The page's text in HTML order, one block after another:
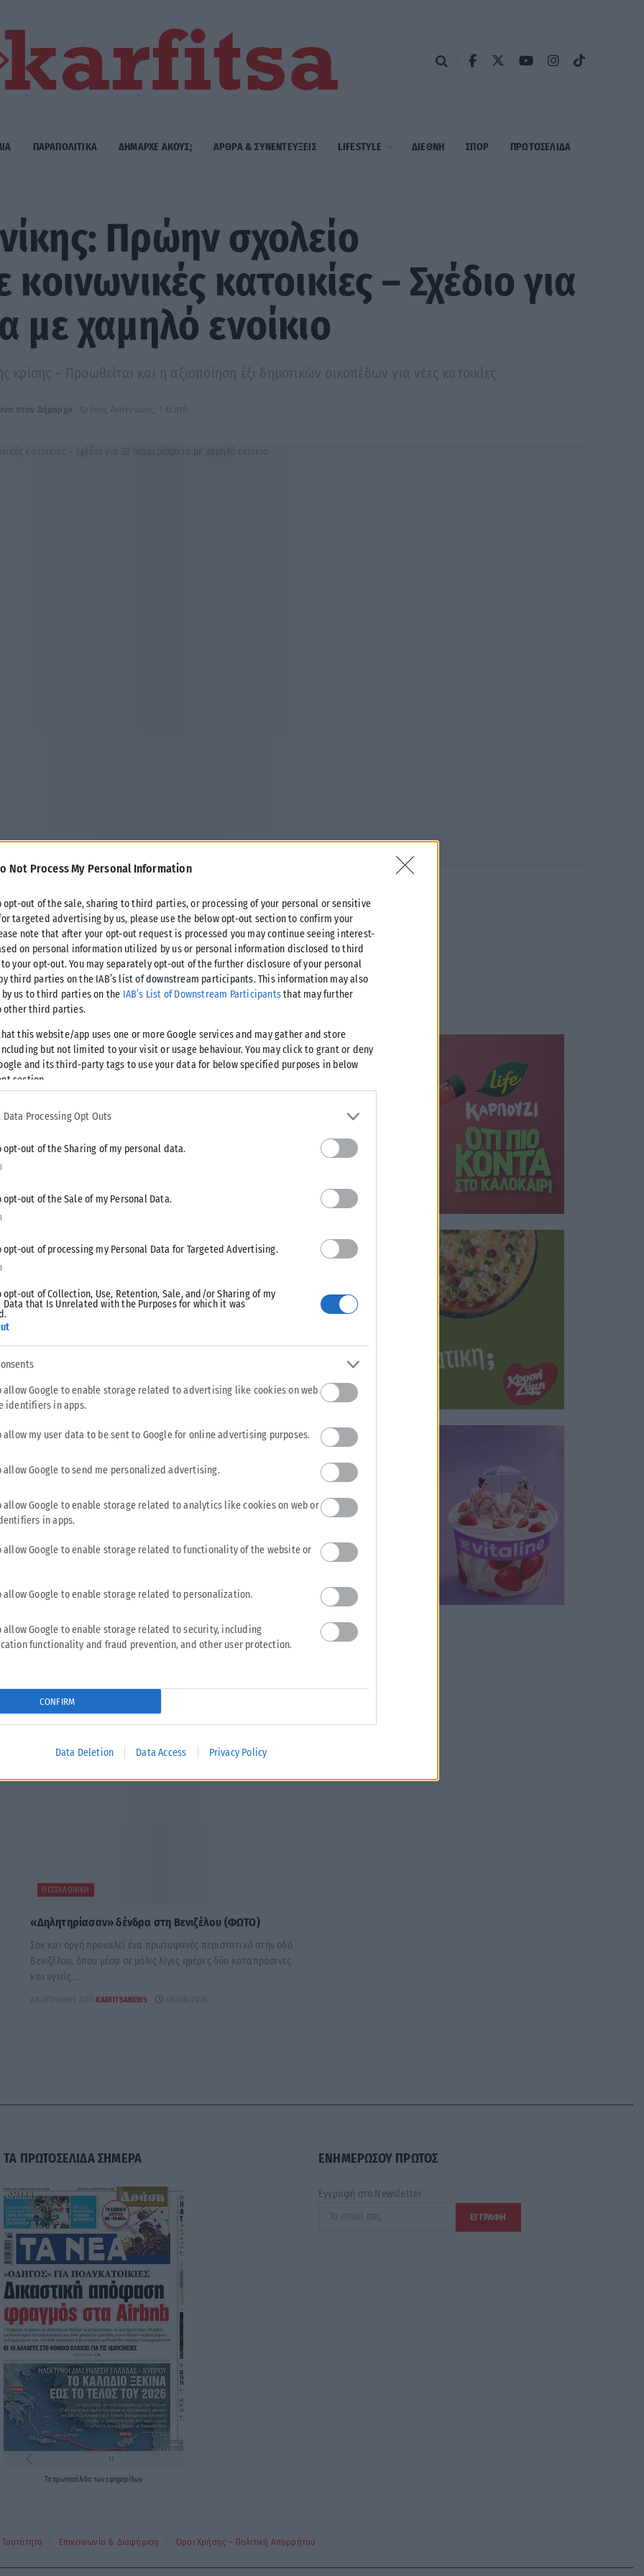
Not Process My Personal Information
opt-out of the sale, sharing to third parties, or processing of your personal or sensitive
targeted advertising by us, please use the below opt-out section to confirm your
note that after your opt-out request is processed you may continue seeing interest-
on personal information utilized by us or personal information disclosed to third
your opt-out. You may separately opt-out of the further disclosure of your personal
third parties on the IAB’s list of downstream participants. This information may also
by us to third parties on the IAB’s List of Downstream Participantsthat may further
other third parties.
this website/app uses one or more Google services and may gather and store
but not limited to your visit or usage behaviour. You may click to grant or deny
and its third-party tags to use your data for below specified purposes in below
section.
Data Processing Opt Outs
opt-out of the Sharing of my personal data.
opt-out of the Sale of my Personal Data.
opt-out of processing my Personal Data for Targeted Advertising.
opt-out of Collection, Use, Retention, Sale, and/or Sharing of my
Data that Is Unrelated with the Purposes for which it was
allow Google to enable storage related to advertising like cookies on web
identifiers in apps.
allow my user data to be sent to Google for online advertising purposes.
allow Google to send me personalized advertising.
allow Google to enable storage related to analytics like cookies on web or
in apps.
allow Google to enable storage related to functionality of the website or
allow Google to enable storage related to personalization.
allow Google to enable storage related to security, including
functionality and fraud prevention, and other user protection.
CONFIRM
Data Deletion Data Access Privacy Policy
ΠΑΡΑΠΟΛΙΤΙΚΑ ΔΗΜΑΡΧE ΑΚΟΥΣ; ΑΡΘΡΑ & ΣΥΝΕΝΤΕΥΞΕΙΣ LIFESTYLE ΔΙΕΘΝΗ ΣΠΟΡ ΠΡΩΤΟΣΈΛΙΔΑ
Πρώην σχολείο
κατοικίες – Σχέδιο για
με χαμηλό ενοίκιο
κρίσης – Προωθείται και η αξιοποίηση έξι δημοτικών οικοπέδων για νέες κατοικίες
στον Δήμαρχο Χρόνος Ανάγνωσης: 1 λεπτό
των αυξημένων ενοικίων, ο Δήμος Θεσσαλονίκης προωθεί
κατοικίας και τη στήριξη ευάλωτων πολιτών.
στο πλαίσιο ενός ευρύτερου σχεδιασμού που
του δημογραφικού προβλήματος. Παράλληλα, το
συνεδρίαση του Δημοτικού Συμβουλίου με αποκλειστικό
κατοικίες
του πρώην 16ου Δημοτικού Σχολείου, στην οδό Μητσάκη 1,
της σχολικής μονάδας σε νέο κτίριο.
ανακατασκευή του ακινήτου και τη μετατροπή του σε
επιφάνειας περίπου 2.100 τετραγωνικών μέτρων,
τα οποία θα διατεθούν σε ευάλωτα νοικοκυριά
Σκούτας, το πρώτο βήμα είναι η αλλαγή χρήσης του
αφού δεν πληροί τις προβλεπόμενες προδιαγραφές
μελέτες αποκατάστασης του κτιρίου, ενώ παράλληλα
έργου.
τα 5 εκατ. ευρώ, με τη δημοτική αρχή να εξετάζει τη
προγράμματα που αφορούν ενεργειακές
του έργου υπολογίζεται σε τουλάχιστον δύο χρόνια.
ακόμη έξι δημοτικά οικόπεδα μέσω του συστήματος
κατοικιών που θα διατεθούν με προσιτό ενοίκιο,
στην πόλη.
ΘΕΣΣΑΛΟΝΊΚΗ
«Δηλητηρίασαν» δένδρα στη Βενιζέλου (ΦΩΤΟ)
Σοκ και οργή προκαλεί ένα πρωτοφανές περιστατικό στην οδό
Βενιζέλου, όπου μέσα σε μόλις λίγες ημέρες δύο καταπράσινες
και υγιείς...
ΑΝΑΡΤΉΘΗΚΕ ΑΠΌ KARFITSANEWS 06/08/2026
ΤΑ ΠΡΩΤΟΣΕΛΙΔΑ ΣΗΜΕΡΑ
Ταπρωτοσέλιδα τωνεφημερίδων
ΕΝΗΜΕΡΩΣΟΥ ΠΡΩΤΟΣ
Εγγραφή στο Newsletter
Ταυτότητα Επικοινωνία & Διαφήμιση Όροι Χρήσης – Πολιτική Απορρήτου